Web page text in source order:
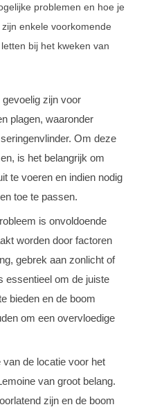
problemen en hoe je
enkele voorkomende
bij het kweken van
zijn voor
plagen, waaronder
Om deze
is het belangrijk om
te voeren en indien nodig
toe te passen.
is onvoldoende
worden door factoren
gebrek aan zonlicht of
essentieel om de juiste
bieden en de boom
om een overvloedige
de locatie voor het
van groot belang.
zijn en de boom